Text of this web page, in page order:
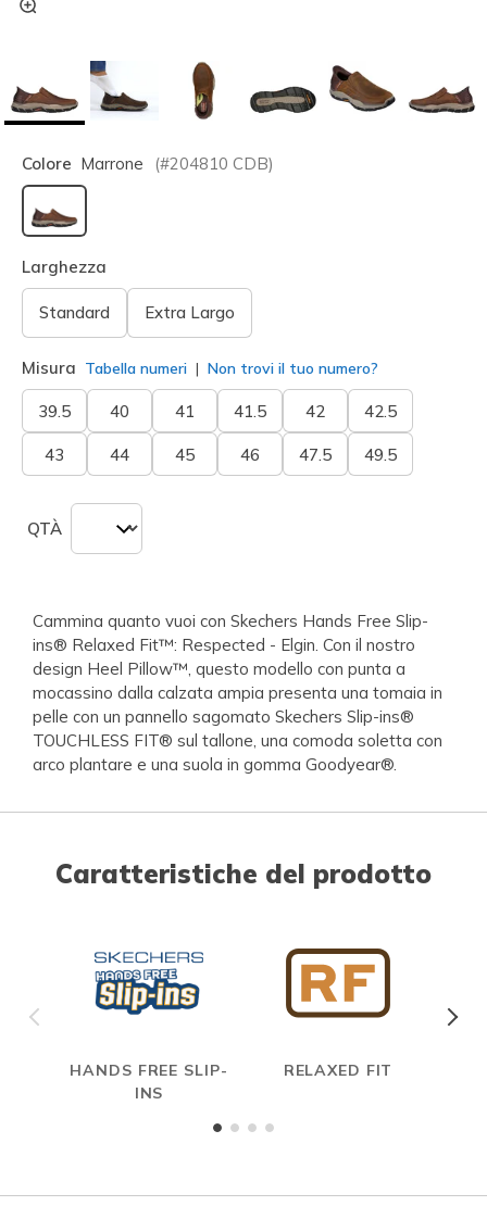
Colore Marrone (#204810 CDB)
selezionato
Larghezza
Standard Extra Largo
Misura Tabella numeri Non trovi il tuo numero?
39.5 40 41 41.5 42 42.5
43 44 45 46 47.5 49.5
QTÀ
Cammina quanto vuoi con Skechers Hands Free Slip-
ins® Relaxed Fit™: Respected - Elgin. Con il nostro
design Heel Pillow™, questo modello con punta a
mocassino dalla calzata ampia presenta una tomaia in
pelle con un pannello sagomato Skechers Slip-ins®
TOUCHLESS FIT® sul tallone, una comoda soletta con
arco plantare e una suola in gomma Goodyear®.
Caratteristiche del prodotto
HANDS FREE SLIP-
INS
RELAXED FIT